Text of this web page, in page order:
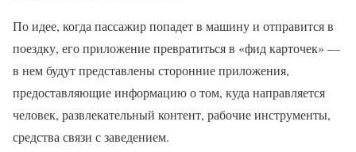
По идее, когда пассажир попадет в машину и отправится в
поездку, его приложение превратиться в «фид карточек» —
в нем будут представлены сторонние приложения,
предоставляющие информацию о том, куда направляется
человек, развлекательный контент, рабочие инструменты,
средства связи с заведением.